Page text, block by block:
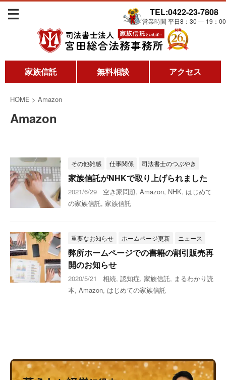
TEL:0422-23-7808
営業時間 平日8：30 ― 19：00
家族信託 無料相談 アクセス
HOME > Amazon
Amazon
その他雑感 仕事関係 司法書士のつぶやき
家族信託がNHKで取り上げられました
2021/6/29 空き家問題, Amazon, NHK, はじめて
の家族信託, 家族信託
重要なお知らせ ホームページ更新 ニュース
弊所ホームページでの書籍の割引販売再
開のお知らせ
2020/5/21 相続, 認知症, 家族信託, まるわかり読
本, Amazon, はじめての家族信託